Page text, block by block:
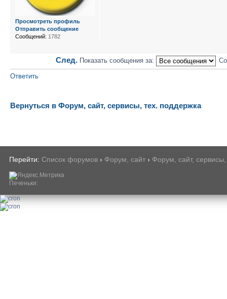
Просмотреть профиль
Отправить сообщение
Сообщений: 1782
След. Показать сообщения за:
Ответить
Вернуться в Форум, сайт, сервисы, тех. поддержка
Перейти: Список форумов › Форум, сайт › Форум, сайт,
Печеньки: